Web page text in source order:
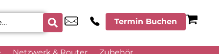
Termin Buchen